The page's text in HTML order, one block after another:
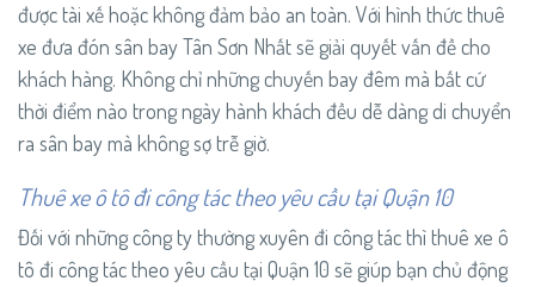
được tài xế hoặc không đảm bảo an toàn. Với hình thức thuê
xe đưa đón sân bay Tân Sơn Nhất sẽ giải quyết vấn đề cho
khách hàng. Không chỉ những chuyến bay đêm mà bất cứ
thời điểm nào trong ngày hành khách đều dễ dàng di chuyển
ra sân bay mà không sợ trễ giờ.
Thuê xe ô tô đi công tác theo yêu cầu tại Quận 10
Đối với những công ty thường xuyên đi công tác thì thuê xe ô
tô đi công tác theo yêu cầu tại Quận 10 sẽ giúp bạn chủ động